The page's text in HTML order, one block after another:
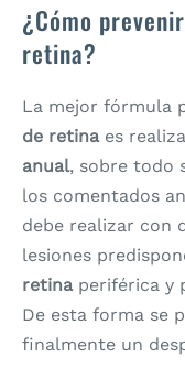
¿Cómo
retina?
La mejor fórmula
de retinaes
anual, sobre todo
los comentados
debe realizar con
lesiones
retina periférica y
De esta forma se
finalmente un